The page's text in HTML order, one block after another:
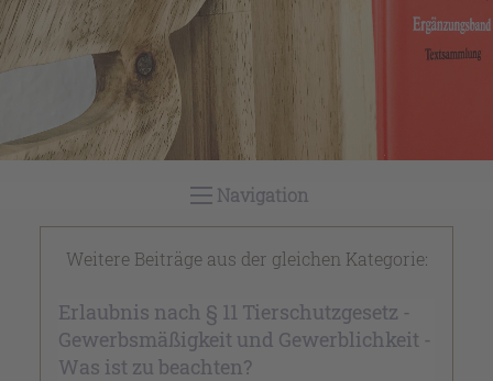
Navigation
Weitere Beiträge aus der gleichen Kategorie:
Erlaubnis nach § 11 Tierschutzgesetz -
Gewerbsmäßigkeit und Gewerblichkeit -
Was ist zu beachten?